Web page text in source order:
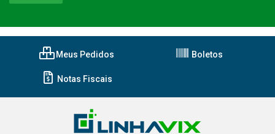
Meus Pedidos Boletos
Notas Fiscais